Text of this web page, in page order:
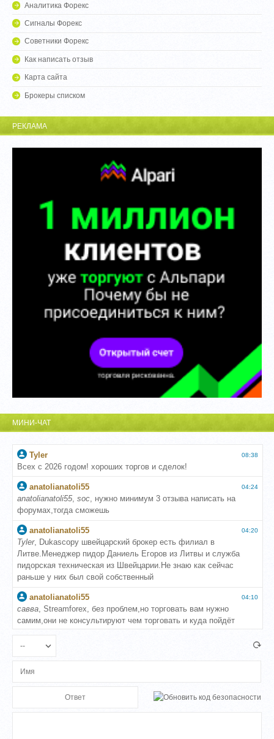
Аналитика Форекс
Сигналы Форекс
Советники Форекс
Как написать отзыв
Карта сайта
Брокеры списком
РЕКЛАМА
МИНИ-ЧАТ